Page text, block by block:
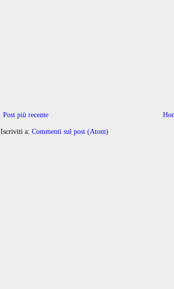
Post più recente
Iscriviti a: Commenti sul post (Atom)